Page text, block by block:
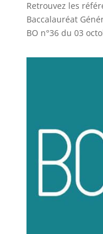
Retrouvez les
Baccalauréat
BO n°36 du 03